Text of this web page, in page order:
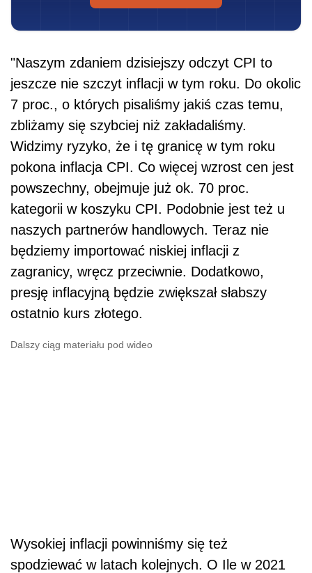
"Naszym zdaniem dzisiejszy odczyt CPI to
jeszcze nie szczyt inflacji w tym roku. Do okolic
7 proc., o których pisaliśmy jakiś czas temu,
zbliżamy się szybciej niż zakładaliśmy.
Widzimy ryzyko, że i tę granicę w tym roku
pokona inflacja CPI. Co więcej wzrost cen jest
powszechny, obejmuje już ok. 70 proc.
kategorii w koszyku CPI. Podobnie jest też u
naszych partnerów handlowych. Teraz nie
będziemy importować niskiej inflacji z
zagranicy, wręcz przeciwnie. Dodatkowo,
presję inflacyjną będzie zwiększał słabszy
ostatnio kurs złotego.
Dalszy ciąg materiału pod wideo
Wysokiej inflacji powinniśmy się też
spodziewać w latach kolejnych. O Ile w 2021